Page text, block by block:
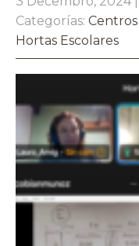
Categorías:
Hortas Escolares